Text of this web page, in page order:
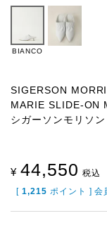
BIANCO
SIGERSON
MARIE SLIDE-ON
シガーソンモリソン
¥ 44,550 税込
[ 1,215 ポイント ] 会